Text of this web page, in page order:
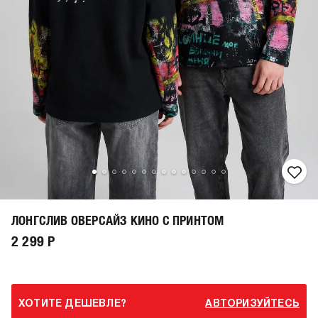
ЛОНГСЛИВ ОВЕРСАЙЗ КИНО С ПРИНТОМ
2 299 Р
ХОТИТЕ ДЕШЕВЛЕ? АВТОРИЗУЙТЕСЬ